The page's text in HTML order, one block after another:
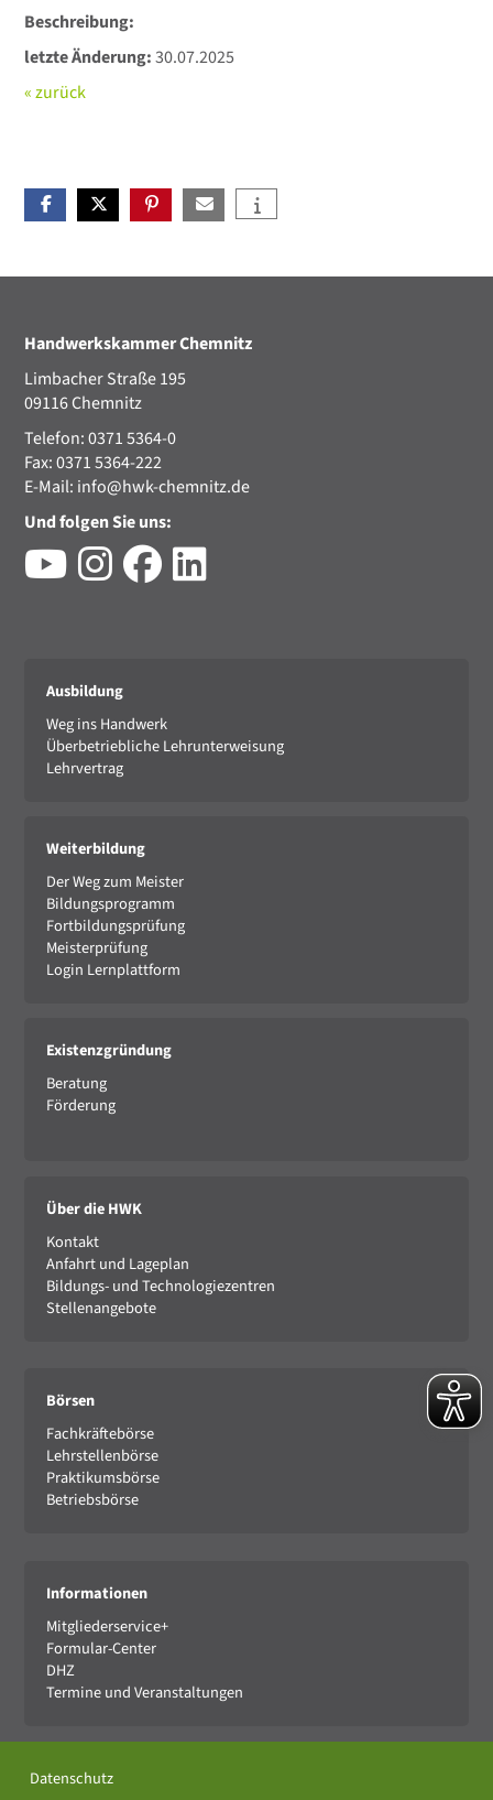
Beschreibung:
letzte Änderung:30.07.2025
« zurück
Handwerkskammer Chemnitz
Limbacher Straße 195
09116 Chemnitz
Telefon: 0371 5364-0
Fax: 0371 5364-222
E-Mail: info@hwk-chemnitz.de
Und folgen Sie uns:
Ausbildung
Weg ins Handwerk
Überbetriebliche Lehrunterweisung
Lehrvertrag
Weiterbildung
Der Weg zum Meister
Bildungsprogramm
Fortbildungsprüfung
Meisterprüfung
Login Lernplattform
Existenzgründung
Beratung
Förderung
Über die HWK
Kontakt
Anfahrt und Lageplan
Bildungs- und Technologiezentren
Stellenangebote
Börsen
Fachkräftebörse
Lehrstellenbörse
Praktikumsbörse
Betriebsbörse
Informationen
Mitgliederservice+
Formular-Center
DHZ
Termine und Veranstaltungen
Datenschutz